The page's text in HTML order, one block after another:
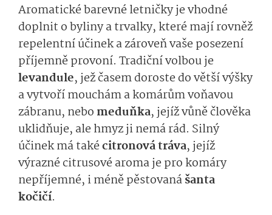
Aromatické barevné letničky je vhodné
doplnit o byliny a trvalky, které mají rovněž
repelentní účinek a zároveň vaše posezení
příjemně provoní. Tradiční volbou je
levandule, jež časem doroste do větší výšky
a vytvoří mouchám a komárům voňavou
zábranu, nebo meduňka, jejíž vůně člověka
uklidňuje, ale hmyz ji nemá rád. Silný
účinek má takécitronová tráva, jejíž
výrazné citrusové aroma je pro komáry
nepříjemné, i méně pěstovanášanta
kočičí.